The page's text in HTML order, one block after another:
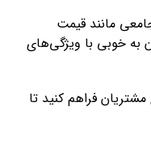
مانند قیمت
به خوبی با ویژگی‌های
فراهم کنید تا